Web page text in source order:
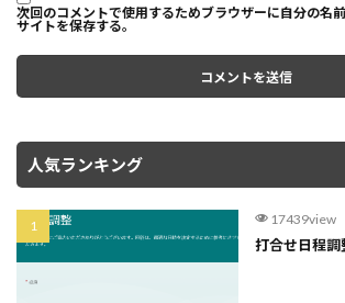
次回のコメントで使用するためブラウザーに自分の名
サイトを保存する。
人気ランキング
17439view
打合せ日程調